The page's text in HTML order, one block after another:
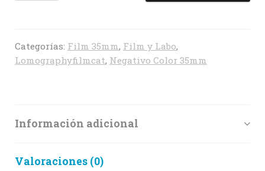
cantidad
Categorías: Film 35mm, Film y Labo,
Lomographyfilmcat, Negativo Color 35mm
Información adicional
Valoraciones (0)